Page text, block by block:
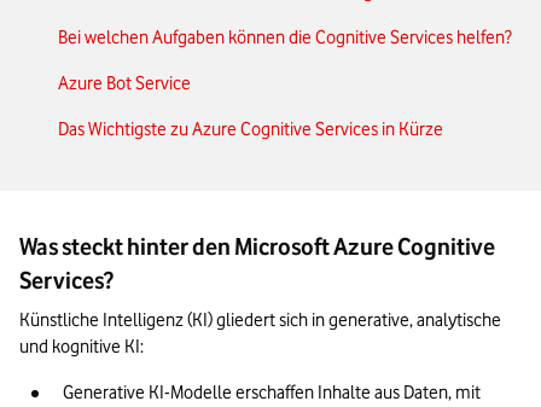
Bei welchen Aufgaben können die Cognitive Services helfen?
Azure Bot Service
Das Wichtigste zu Azure Cognitive Services in Kürze
Was steckt hinter den Microsoft Azure Cognitive
Services?
Künstliche Intelligenz (KI) gliedert sich in generative, analytische
und kognitive KI:
Generative KI-Modelle erschaffen Inhalte aus Daten, mit